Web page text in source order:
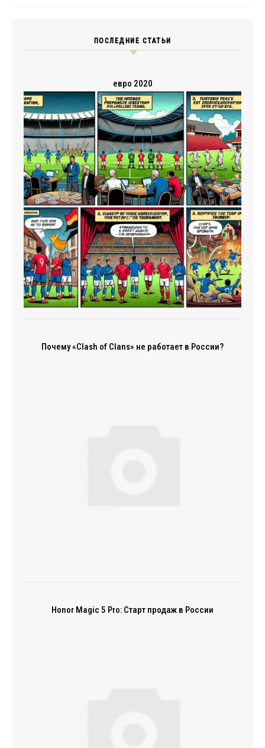
ПОСЛЕДНИЕ СТАТЬИ
евро 2020
Почему «Clash of Clans» не работает в России?
Honor Magic 5 Pro: Старт продаж в России